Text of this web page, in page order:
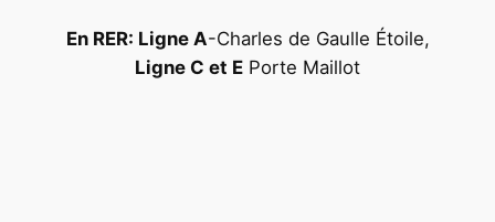
En RER: Ligne A-Charles de Gaulle Étoile,
Ligne C et E Porte Maillot